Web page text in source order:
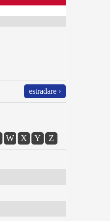
estradare ›
W X Y Z